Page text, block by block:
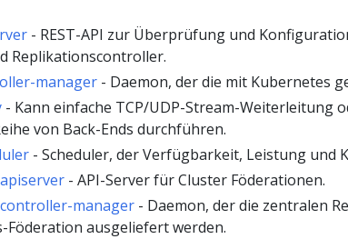
- REST-API zur Überprüfung und
Replikationscontroller.
manager - Daemon, der die mit Kubernetes
- Kann einfache TCP/UDP-Stream-Weiterleitung
von Back-Ends durchführen.
- Scheduler, der Verfügbarkeit, Leistung und
- API-Server für Cluster Föderationen.
manager - Daemon, der die zentralen
Föderation ausgeliefert werden.